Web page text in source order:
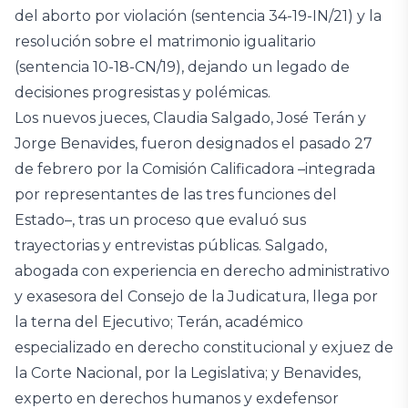
del aborto por violación (sentencia 34-19-IN/21) y la
resolución sobre el matrimonio igualitario
(sentencia 10-18-CN/19), dejando un legado de
decisiones progresistas y polémicas.
Los nuevos jueces, Claudia Salgado, José Terán y
Jorge Benavides, fueron designados el pasado 27
de febrero por la Comisión Calificadora –integrada
por representantes de las tres funciones del
Estado–, tras un proceso que evaluó sus
trayectorias y entrevistas públicas. Salgado,
abogada con experiencia en derecho administrativo
y exasesora del Consejo de la Judicatura, llega por
la terna del Ejecutivo; Terán, académico
especializado en derecho constitucional y exjuez de
la Corte Nacional, por la Legislativa; y Benavides,
experto en derechos humanos y exdefensor